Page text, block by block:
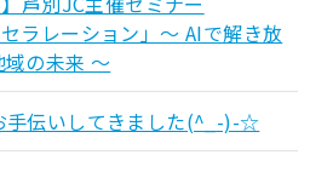
セラレーション」～ AIで解き放
の未来 ～
手伝いしてきました(^_-)-☆